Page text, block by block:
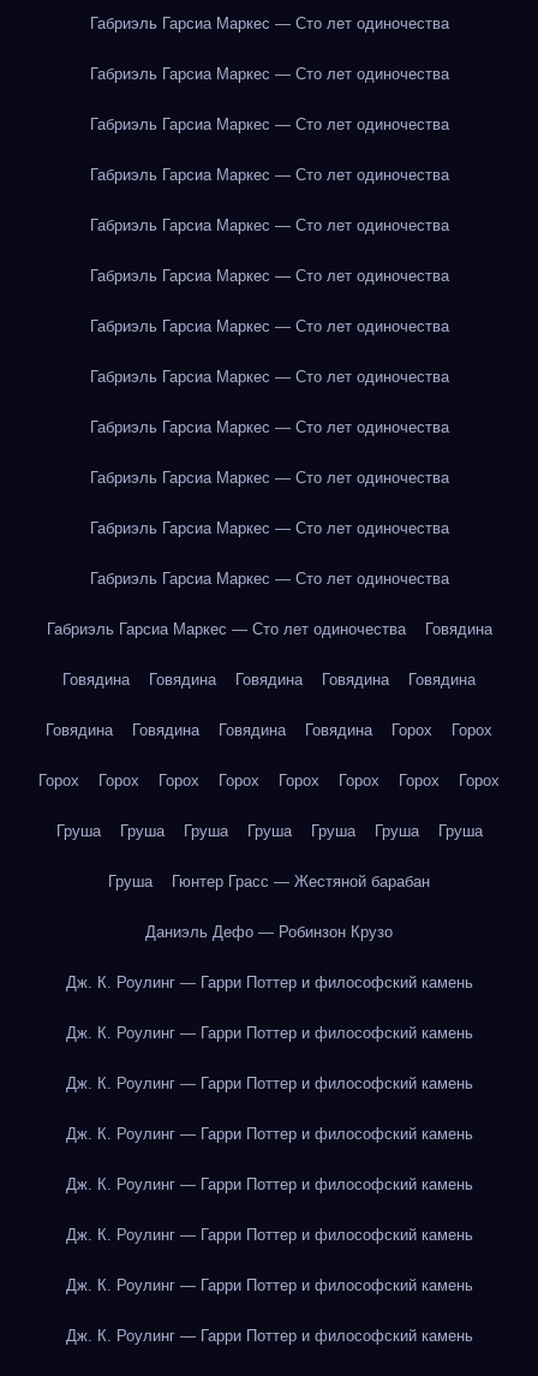
Габриэль Гарсиа Маркес — Сто лет одиночества
Габриэль Гарсиа Маркес — Сто лет одиночества
Габриэль Гарсиа Маркес — Сто лет одиночества
Габриэль Гарсиа Маркес — Сто лет одиночества
Габриэль Гарсиа Маркес — Сто лет одиночества
Габриэль Гарсиа Маркес — Сто лет одиночества
Габриэль Гарсиа Маркес — Сто лет одиночества
Габриэль Гарсиа Маркес — Сто лет одиночества
Габриэль Гарсиа Маркес — Сто лет одиночества
Габриэль Гарсиа Маркес — Сто лет одиночества
Габриэль Гарсиа Маркес — Сто лет одиночества
Габриэль Гарсиа Маркес — Сто лет одиночества
Габриэль Гарсиа Маркес — Сто лет одиночества Говядина
Говядина Говядина Говядина Говядина Говядина
Говядина Говядина Говядина Говядина Горох Горох
Горох Горох Горох Горох Горох Горох Горох Горох
Груша Груша Груша Груша Груша Груша Груша
Груша Гюнтер Грасс — Жестяной барабан
Даниэль Дефо — Робинзон Крузо
Дж. К. Роулинг — Гарри Поттер и философский камень
Дж. К. Роулинг — Гарри Поттер и философский камень
Дж. К. Роулинг — Гарри Поттер и философский камень
Дж. К. Роулинг — Гарри Поттер и философский камень
Дж. К. Роулинг — Гарри Поттер и философский камень
Дж. К. Роулинг — Гарри Поттер и философский камень
Дж. К. Роулинг — Гарри Поттер и философский камень
Дж. К. Роулинг — Гарри Поттер и философский камень